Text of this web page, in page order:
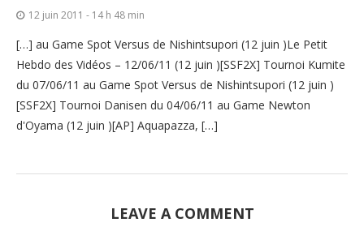
12 juin 2011 - 14 h 48 min
[…] au Game Spot Versus de Nishintsupori (12 juin )Le Petit
Hebdo des Vidéos – 12/06/11 (12 juin )[SSF2X] Tournoi Kumite
du 07/06/11 au Game Spot Versus de Nishintsupori (12 juin )
[SSF2X] Tournoi Danisen du 04/06/11 au Game Newton
d'Oyama (12 juin )[AP] Aquapazza, […]
LEAVE A COMMENT